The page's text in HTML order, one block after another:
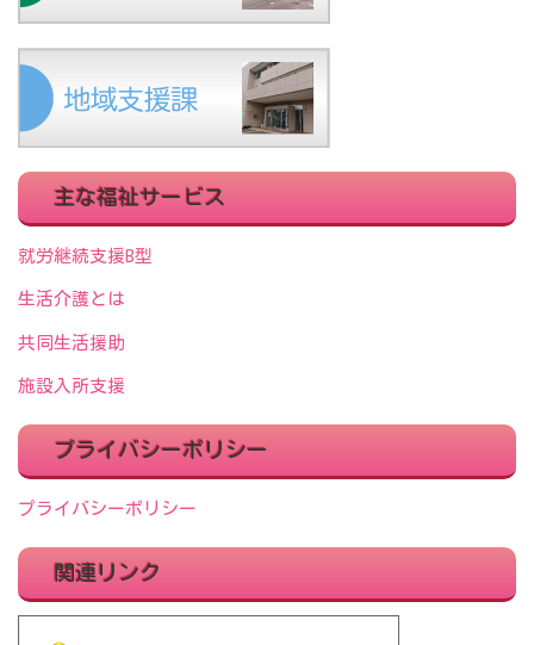
主な福祉サービス
就労継続支援B型
生活介護とは
共同生活援助
施設入所支援
プライバシーポリシー
プライバシーポリシー
関連リンク